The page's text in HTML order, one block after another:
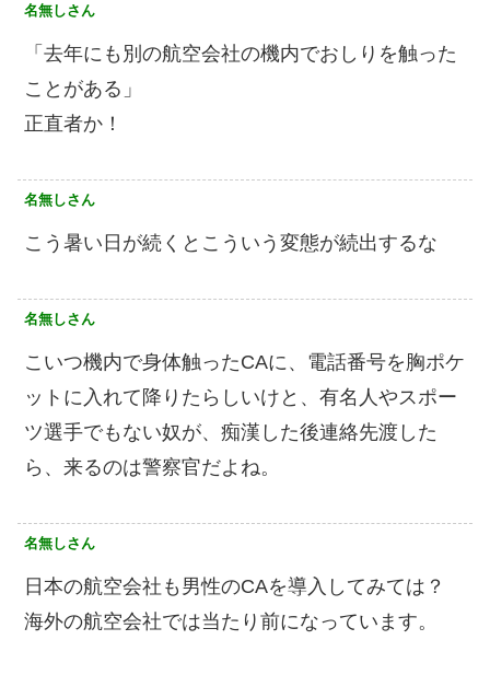
名無しさん
「去年にも別の航空会社の機内でおしりを触った
ことがある」
正直者か！
名無しさん
こう暑い日が続くとこういう変態が続出するな
名無しさん
こいつ機内で身体触ったCAに、電話番号を胸ポケ
ットに入れて降りたらしいけと、有名人やスポー
ツ選手でもない奴が、痴漢した後連絡先渡した
ら、来るのは警察官だよね。
名無しさん
日本の航空会社も男性のCAを導入してみては？
海外の航空会社では当たり前になっています。